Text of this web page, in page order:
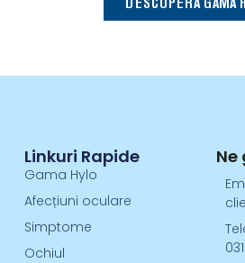
Linkuri Rapide
Gama Hylo
Afecțiuni oculare
Simptome
Ochiul
Ne